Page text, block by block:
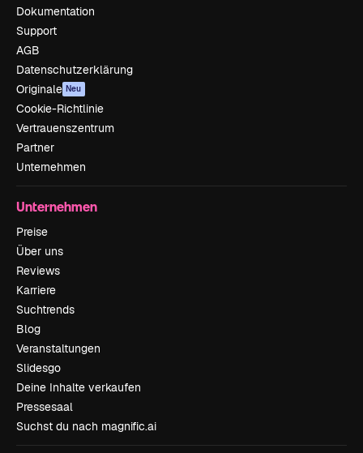
Dokumentation
Support
AGB
Datenschutzerklärung
Originale Neu
Cookie-Richtlinie
Vertrauenszentrum
Partner
Unternehmen
Unternehmen
Preise
Über uns
Reviews
Karriere
Suchtrends
Blog
Veranstaltungen
Slidesgo
Deine Inhalte verkaufen
Pressesaal
Suchst du nach magnific.ai